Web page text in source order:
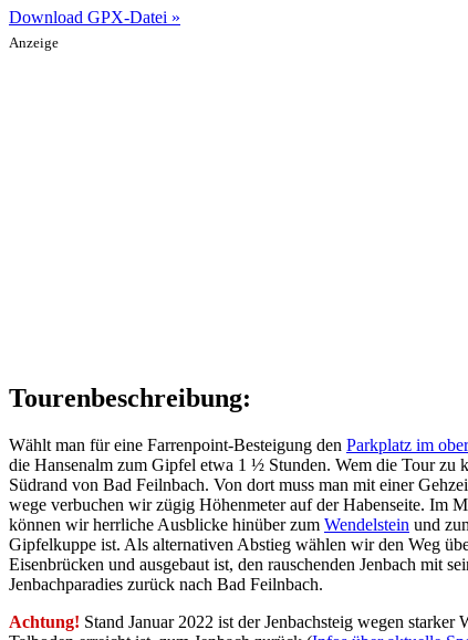
Download GPX-Datei »
Anzeige
Tourenbeschreibung:
Wählt man für eine Farrenpoint-Besteigung den Parkplatz im
die Hansenalm zum Gipfel etwa 1 ½ Stunden. Wem die Tour zu
Südrand von Bad Feilnbach. Von dort muss man mit einer
wege verbuchen wir zügig Höhenmeter auf der Habenseite. Im
können wir herrliche Ausblicke hinüber zum Wendelstein und
Gipfelkuppe ist. Als alternativen Abstieg wählen wir den Weg
Eisenbrücken und ausgebaut ist, den rauschenden Jenbach mit
Jenbachparadies zurück nach Bad Feilnbach.
Achtung! Stand Januar 2022 ist der Jenbachsteig wegen